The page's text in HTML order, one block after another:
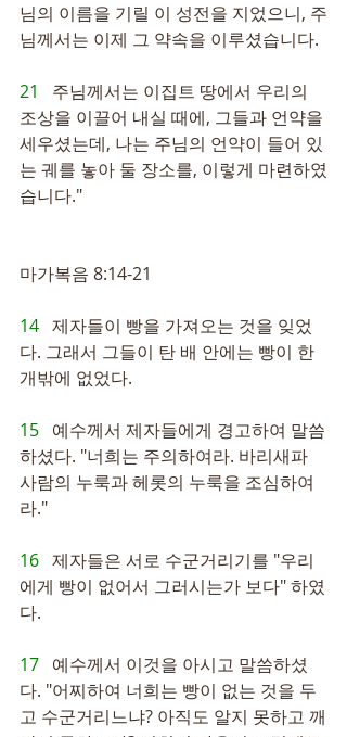
님의 이름을 기릴 이 성전을 지었으니, 주
님께서는 이제 그 약속을 이루셨습니다.
21 주님께서는 이집트 땅에서 우리의
조상을 이끌어 내실 때에, 그들과 언약을
세우셨는데, 나는 주님의 언약이 들어 있
는 궤를 놓아 둘 장소를, 이렇게 마련하였
습니다."
마가복음 8:14-21
14 제자들이 빵을 가져오는 것을 잊었
다. 그래서 그들이 탄 배 안에는 빵이 한
개밖에 없었다.
15 예수께서 제자들에게 경고하여 말씀
하셨다. "너희는 주의하여라. 바리새파
사람의 누룩과 헤롯의 누룩을 조심하여
라."
16 제자들은 서로 수군거리기를 "우리
에게 빵이 없어서 그러시는가 보다" 하였
다.
17 예수께서 이것을 아시고 말씀하셨
다. "어찌하여 너희는 빵이 없는 것을 두
고 수군거리느냐? 아직도 알지 못하고 깨